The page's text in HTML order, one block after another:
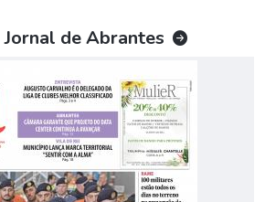
Jornal de Abrantes